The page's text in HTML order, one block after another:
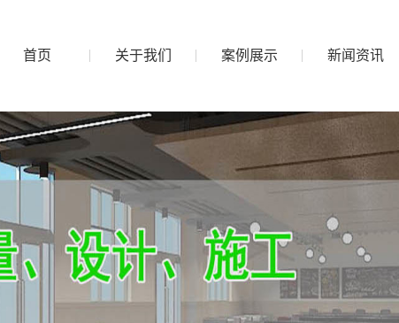
首页 关于我们 案例展示 新闻资讯